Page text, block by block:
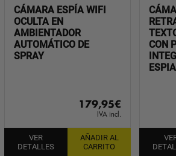
CÁMARA ESPÍA WIFI
OCULTA EN
AMBIENTADOR
AUTOMÁTICO DE
SPRAY
179,95€
IVA incl.
VER
DETALLES
AÑADIR AL
CARRITO
CON